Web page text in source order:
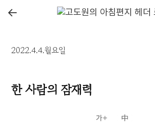
←
2022.4.4.월요일
한 사람의 잠재력